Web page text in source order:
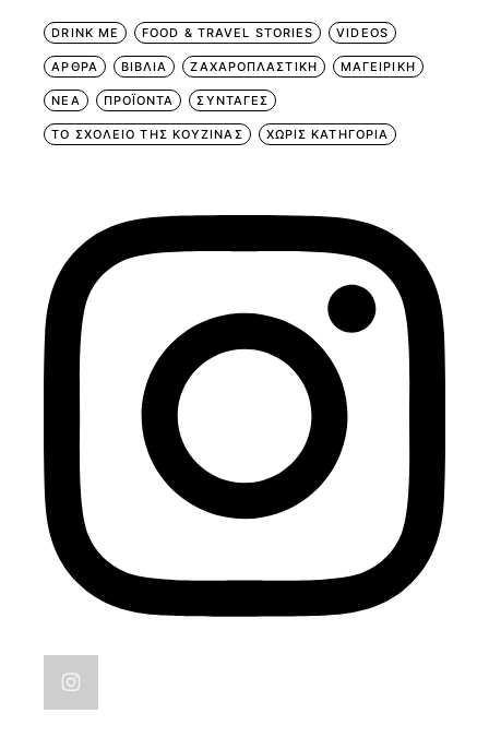
DRINK ME FOOD & TRAVEL STORIES VIDEOS
ΑΡΘΡΑ ΒΙΒΛΙΑ ΖΑΧΑΡΟΠΛΑΣΤΙΚΗ ΜΑΓΕΙΡΙΚΗ
ΝΕΑ ΠΡΟΪΟΝΤΑ ΣΥΝΤΑΓΕΣ
ΤΟ ΣΧΟΛΕΙΟ ΤΗΣ ΚΟΥΖΙΝΑΣ ΧΩΡΊΣ ΚΑΤΗΓΟΡΊΑ